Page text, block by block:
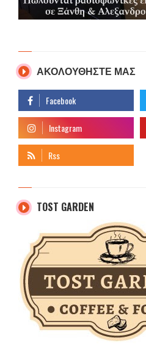
ΑΚΟΛΟΥΘΗΣΤΕ ΜΑΣ
TOST GARDEN